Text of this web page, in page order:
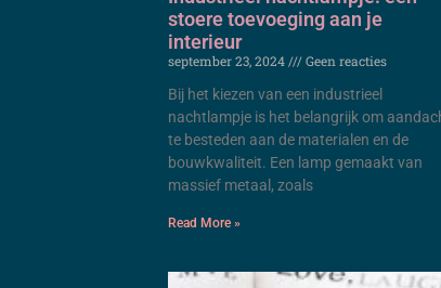
stoere toevoeging aan je
interieur
september 23, 2024
Geen reacties
Bij het kiezen van een industrieel
nachtlampje is het belangrijk om
te besteden aan de materialen en de
bouwkwaliteit. Een lamp gemaakt van
massief metaal, zoals
Read More »